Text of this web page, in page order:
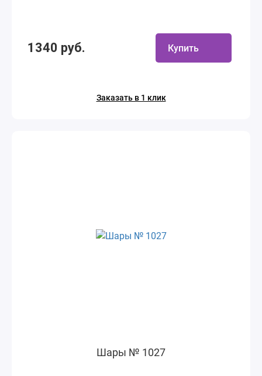
1340 руб. Купить
Заказать в 1 клик
Шары № 1027